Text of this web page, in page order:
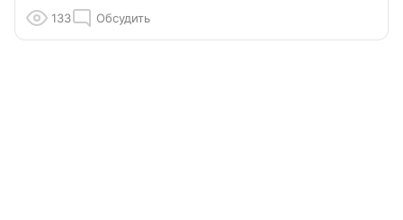
133 Обсудить